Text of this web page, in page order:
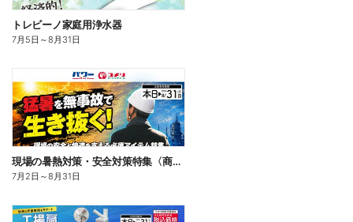
トレビーノ家庭用浄水器
7月5日 ～8月31日
現場の暑熱対策・安全対策特集〈商品一例〉
7月2日 ～8月31日